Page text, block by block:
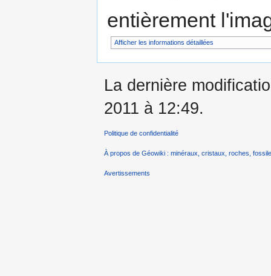
entièrement
Afficher les informations détaillées
La dernière
2011 à 12:49.
Politique de confidentialité
À propos de Géowiki : minéraux, cristaux, roches,
Avertissements